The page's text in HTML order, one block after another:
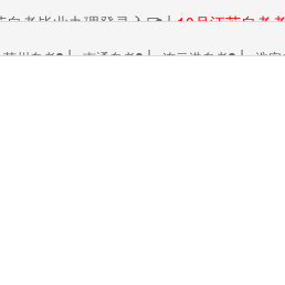
自考毕业办理登录入口 | 10月江苏自考
苏州自考 | 南通自考 | 连云港自考 | 淮安